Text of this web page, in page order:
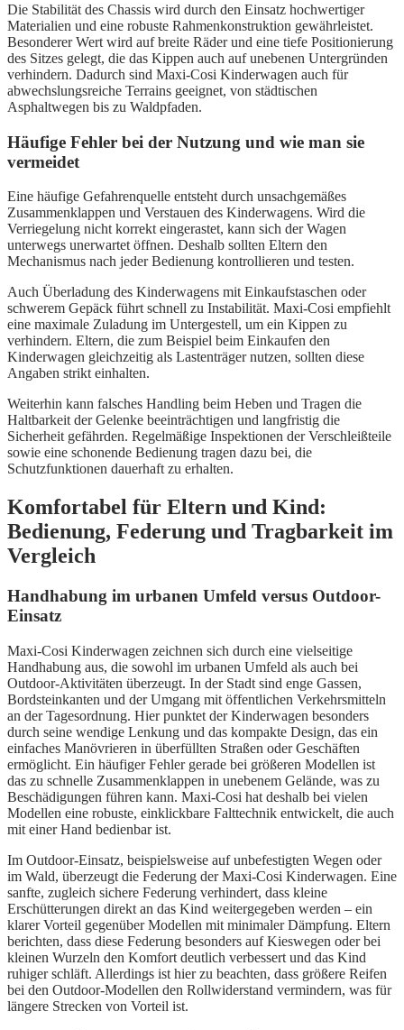
Die Stabilität des Chassis wird durch den Einsatz hochwertiger
Materialien und eine robuste Rahmenkonstruktion gewährleistet.
Besonderer Wert wird auf breite Räder und eine tiefe Positionierung
des Sitzes gelegt, die das Kippen auch auf unebenen Untergründen
verhindern. Dadurch sind Maxi-Cosi Kinderwagen auch für
abwechslungsreiche Terrains geeignet, von städtischen
Asphaltwegen bis zu Waldpfaden.
Häufige Fehler bei der Nutzung und wie man sie
vermeidet
Eine häufige Gefahrenquelle entsteht durch unsachgemäßes
Zusammenklappen und Verstauen des Kinderwagens. Wird die
Verriegelung nicht korrekt eingerastet, kann sich der Wagen
unterwegs unerwartet öffnen. Deshalb sollten Eltern den
Mechanismus nach jeder Bedienung kontrollieren und testen.
Auch Überladung des Kinderwagens mit Einkaufstaschen oder
schwerem Gepäck führt schnell zu Instabilität. Maxi-Cosi empfiehlt
eine maximale Zuladung im Untergestell, um ein Kippen zu
verhindern. Eltern, die zum Beispiel beim Einkaufen den
Kinderwagen gleichzeitig als Lastenträger nutzen, sollten diese
Angaben strikt einhalten.
Weiterhin kann falsches Handling beim Heben und Tragen die
Haltbarkeit der Gelenke beeinträchtigen und langfristig die
Sicherheit gefährden. Regelmäßige Inspektionen der Verschleißteile
sowie eine schonende Bedienung tragen dazu bei, die
Schutzfunktionen dauerhaft zu erhalten.
Komfortabel für Eltern und Kind:
Bedienung, Federung und Tragbarkeit im
Vergleich
Handhabung im urbanen Umfeld versus Outdoor-
Einsatz
Maxi-Cosi Kinderwagen zeichnen sich durch eine vielseitige
Handhabung aus, die sowohl im urbanen Umfeld als auch bei
Outdoor-Aktivitäten überzeugt. In der Stadt sind enge Gassen,
Bordsteinkanten und der Umgang mit öffentlichen Verkehrsmitteln
an der Tagesordnung. Hier punktet der Kinderwagen besonders
durch seine wendige Lenkung und das kompakte Design, das ein
einfaches Manövrieren in überfüllten Straßen oder Geschäften
ermöglicht. Ein häufiger Fehler gerade bei größeren Modellen ist
das zu schnelle Zusammenklappen in unebenem Gelände, was zu
Beschädigungen führen kann. Maxi-Cosi hat deshalb bei vielen
Modellen eine robuste, einklickbare Falttechnik entwickelt, die auch
mit einer Hand bedienbar ist.
Im Outdoor-Einsatz, beispielsweise auf unbefestigten Wegen oder
im Wald, überzeugt die Federung der Maxi-Cosi Kinderwagen. Eine
sanfte, zugleich sichere Federung verhindert, dass kleine
Erschütterungen direkt an das Kind weitergegeben werden – ein
klarer Vorteil gegenüber Modellen mit minimaler Dämpfung. Eltern
berichten, dass diese Federung besonders auf Kieswegen oder bei
kleinen Wurzeln den Komfort deutlich verbessert und das Kind
ruhiger schläft. Allerdings ist hier zu beachten, dass größere Reifen
bei den Outdoor-Modellen den Rollwiderstand vermindern, was für
längere Strecken von Vorteil ist.